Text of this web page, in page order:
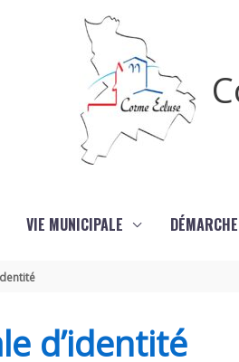
VIE MUNICIPALE
d’identité